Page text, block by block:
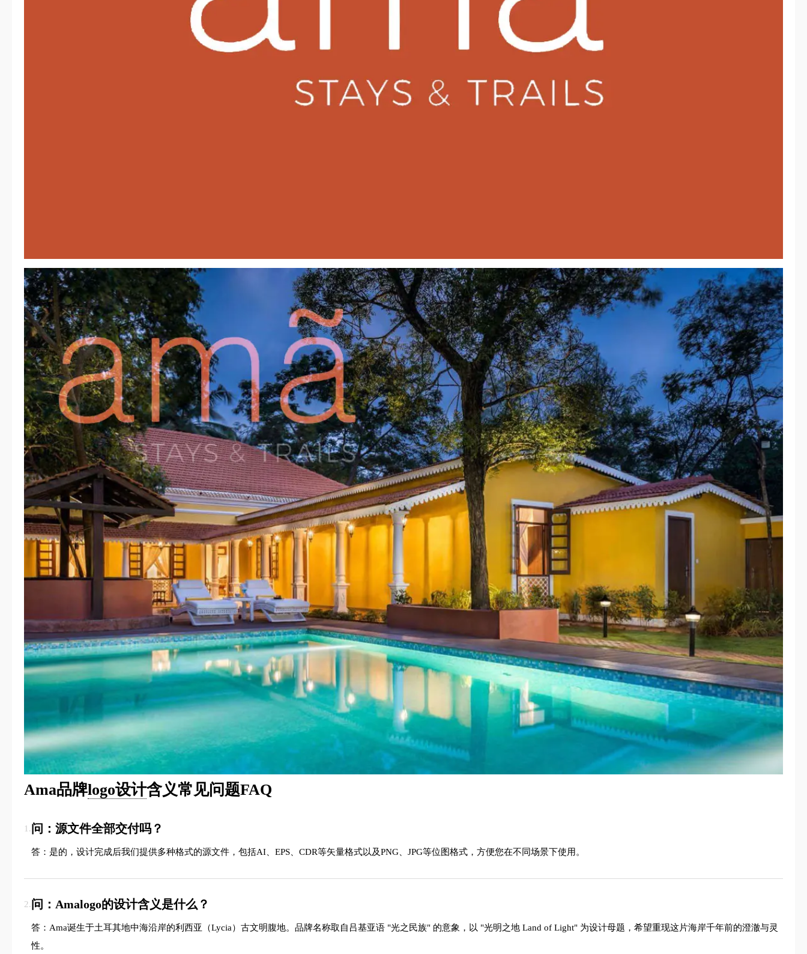
Ama品牌logo设计含义常见问题FAQ
1.问：源文件全部交付吗？
答：是的，设计完成后我们提供多种格式的源文件，包括AI、EPS、CDR等矢量格式以及PNG、JPG等位图格式，方便您在不同场景下使用。
2.问：Amalogo的设计含义是什么？
答：Ama诞生于土耳其地中海沿岸的利西亚（Lycia）古文明腹地。品牌名称取自吕基亚语 "光之民族" 的意象，以 "光明之地 Land of Light" 为设计母题，希望重现这片海岸千年前的澄澈与灵
性。